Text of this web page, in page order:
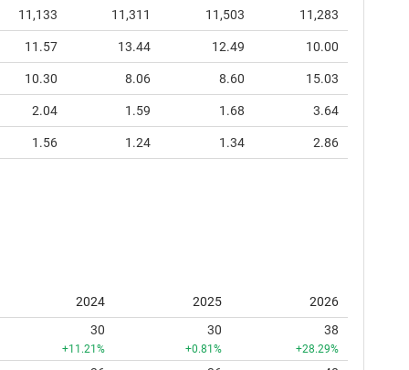
11,133 11,311 11,503 11,283
11.57 13.44 12.49 10.00
10.30 8.06 8.60 15.03
2.04 1.59 1.68 3.64
1.56 1.24 1.34 2.86
2024 2025
2026
30
+11.21%
30
+0.81%
38
+28.29%